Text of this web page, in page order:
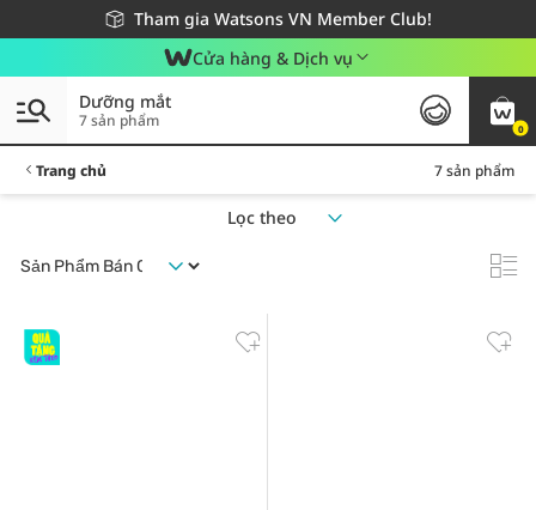
Tham gia Watsons VN Member Club!
Miễn phí giao hàng cho đơn hàng từ 249,000Đ
Giao hàng nhanh 24h - Áp dụng khu vực TP. Hồ Chí Minh
Cửa hàng & Dịch vụ
0
Dưỡng mắt
7 sản phẩm
Trang chủ 7 sản phẩm
Lọc theo